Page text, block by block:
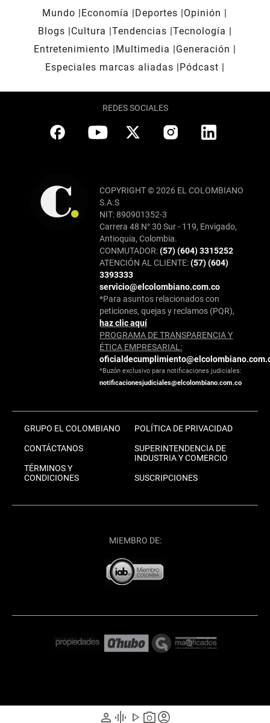
person graphic_eq play_arrow photo_cameraaccount_circle
Mundo Economía Deportes
Opinión
Blogs
Cultura Tendencias Tecnología
Entretenimiento
Multimedia
Generación
Especiales marcas aliadas
Pódcast
REDES SOCIALES
COPYRIGHT © 2026 EL COLOMBIANO
S.A.S
NIT: 890901352-3
Carrera 48 N° 30 Sur - 119, Envigado,
Antioquia, Colombia.
CONMUTADOR:(57) (604) 3315252
ATENCIÓN AL CLIENTE:(57) (604)
3393333
servicio@elcolombiano.com.co
*Para asuntos relacionados con
peticiones, quejas y reclamos (PQR),
haz clic aquí
PROGRAMA DE TRANSPARENCIA Y
ÉTICA EMPRESARIAL:
*Buzón exclusivo para notificaciones judiciales:
notificacionesjudiciales@elcolombiano.com.co
GRUPO EL COLOMBIANO
CONTÁCTANOS
TÉRMINOS Y
CONDICIONES
POLÍTICA DE PRIVACIDAD
SUPERINTENDENCIA DE
INDUSTRIA Y COMERCIO
SUSCRIPCIONES
MIEMBRO DE: